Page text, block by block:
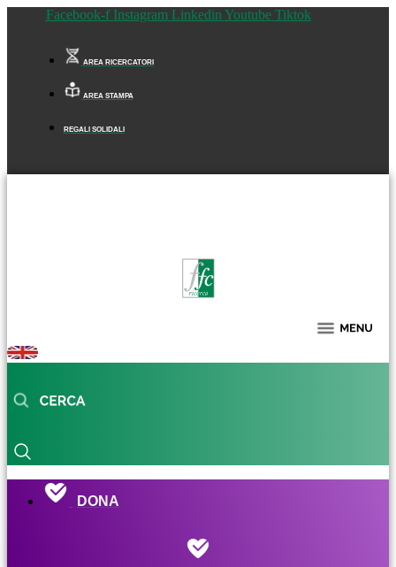
Facebook-f Instagram Linkedin Youtube Tiktok
AREA RICERCATORI
AREA STAMPA
REGALI SOLIDALI
DONA